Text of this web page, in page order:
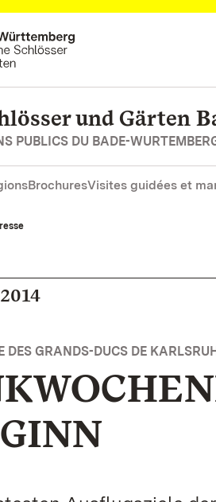
und Gärten
PUBLICS DU BADE-
BrochuresVisites guidées et
DES GRANDS-DUCS DE